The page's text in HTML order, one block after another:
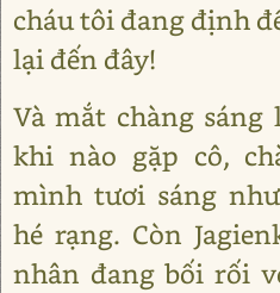
cháu tôi đang định
lại đến đây!
Và mắt chàng
khi nào gặp cô,
mình tươi sáng
hé rạng. Còn
nhân đang bối rối